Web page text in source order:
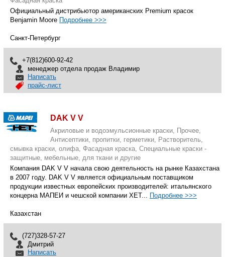
Официальный дистрибьютор американских Premium красок
Benjamin Moore Подробнее >>>
Санкт-Петербург
+7(812)600-92-42
менеджер отдела продаж Владимир
Написать
прайс-лист
DAK V V
Акриловые и водоэмульсионные краски, Прочее,
Антисептики, пропитки, герметики, Растворитель,
смывка краски, олифа, Фасадная краска, Специальные краски -
защитные, мебельные, для ткани и другие
Компания DAK V V начала свою деятельность на рынке Казахстана
в 2007 году. DAK V V является официальным поставщиком
продукции известных европейских производителей: итальянского
концерна МАПЕИ и чешской компании ХЕТ... Подробнее >>>
Казахстан
(727)328-57-27
Дмитрий
Написать